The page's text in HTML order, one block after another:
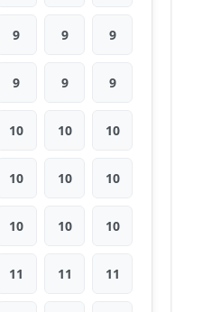
9 9 9
9 9 9
10 10 10
10 10 10
10 10 10
11 11 11